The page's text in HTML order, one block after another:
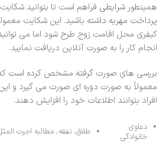
همینطور شرایطی فراهم است تا بتوانید
پرداخت مهریه داشته باشید. این شکایت
کیفری محل اقامت زوج طرح شود اما می
انجام کار را به صورت آنلاین دریافت نمایید.
بررسی های صورت گرفته مشخص کرده است که
معمولاً به صورت دوره ای صورت می گیرد و
افراد بتوانند اطلاعات خود را افزایش دهند.
دعاوی
خانوادگی
طلاق، نفقه، مطالبه اجرت